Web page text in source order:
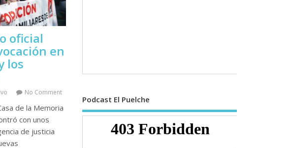
oficial
en
los
No Comment
de la Memoria
con unos
de justicia
Podcast El Puelche